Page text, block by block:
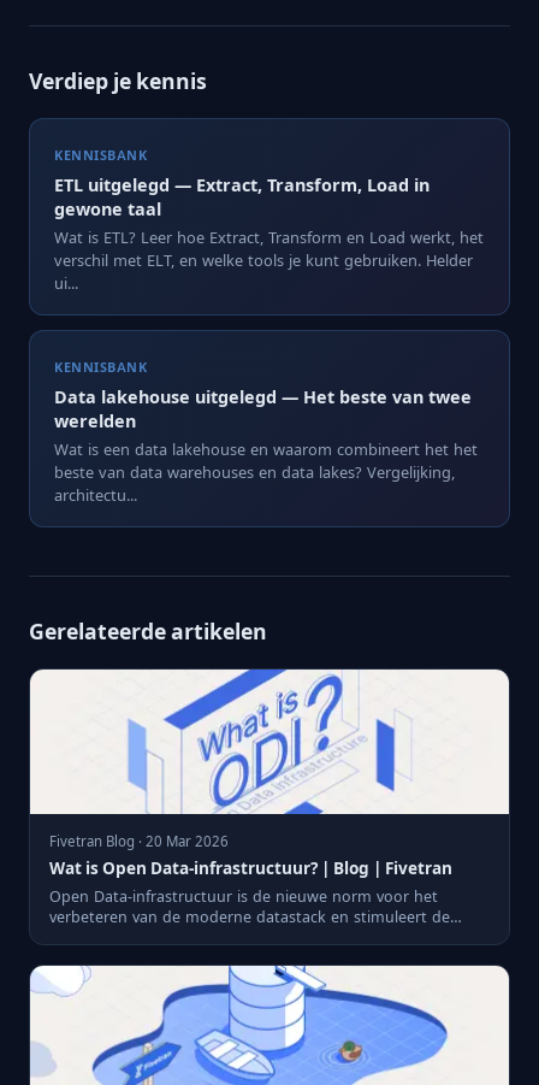
Verdiep je kennis
KENNISBANK
ETL uitgelegd — Extract, Transform, Load in
gewone taal
Wat is ETL? Leer hoe Extract, Transform en Load werkt, het
verschil met ELT, en welke tools je kunt gebruiken. Helder
ui...
KENNISBANK
Data lakehouse uitgelegd — Het beste van twee
werelden
Wat is een data lakehouse en waarom combineert het het
beste van data warehouses en data lakes? Vergelijking,
architectu...
Gerelateerde artikelen
Fivetran Blog · 20 Mar 2026
Wat is Open Data-infrastructuur? | Blog | Fivetran
Open Data-infrastructuur is de nieuwe norm voor het
verbeteren van de moderne datastack en stimuleert de